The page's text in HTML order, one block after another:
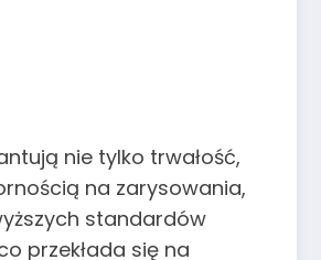
nie tylko trwałość,
na zarysowania,
standardów
przekłada się na